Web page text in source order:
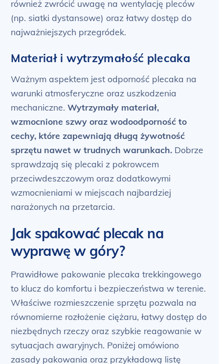
również zwrócić uwagę na wentylację pleców
(np. siatki dystansowe) oraz łatwy dostęp do
najważniejszych przegródek.
Materiał i wytrzymałość plecaka
Ważnym aspektem jest odporność plecaka na
warunki atmosferyczne oraz uszkodzenia
mechaniczne.Wytrzymały materiał,
wzmocnione szwy oraz wodoodporność to
cechy, które zapewniają długą żywotność
sprzętu nawet w trudnych warunkach. Dobrze
sprawdzają się plecaki z pokrowcem
przeciwdeszczowym oraz dodatkowymi
wzmocnieniami w miejscach najbardziej
narażonych na przetarcia.
Jak spakować plecak na
wyprawę w góry?
Prawidłowe pakowanie plecaka trekkingowego
to klucz do komfortu i bezpieczeństwa w terenie.
Właściwe rozmieszczenie sprzętu pozwala na
równomierne rozłożenie ciężaru, łatwy dostęp do
niezbędnych rzeczy oraz szybkie reagowanie w
sytuacjach awaryjnych. Poniżej omówiono
zasady pakowania oraz przykładową listę